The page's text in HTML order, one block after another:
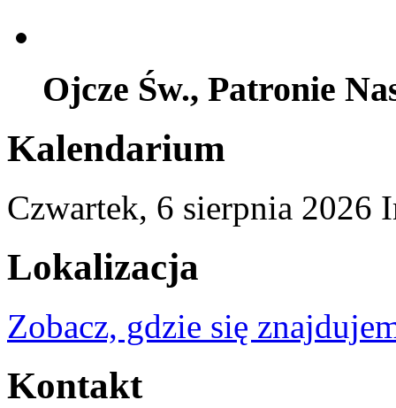
Ojcze Św., Patronie
Kalendarium
Czwartek, 6 sierpnia 2026
Lokalizacja
Zobacz, gdzie się
Kontakt